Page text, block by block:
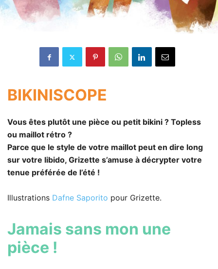
BIKINISCOPE
Vous êtes plutôt une pièce ou petit bikini ? Topless
ou maillot rétro ?
Parce que le style de votre maillot peut en dire long
sur votre libido, Grizette s’amuse à décrypter votre
tenue préférée de l’été !
Illustrations Dafne Saporito pour Grizette.
Jamais sans mon une
pièce !